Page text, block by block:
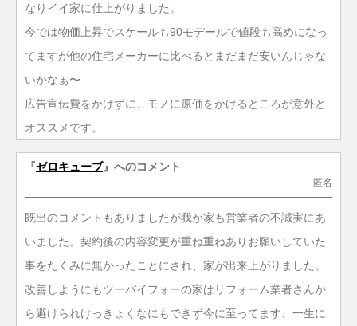
なりイイ家に仕上がりました。
今では物価上昇でスケールも90モデールで値段も高めになっ
てますが他の住宅メーカーに比べるとまだまだ安いんじゃな
いかなぁ〜
広告宣伝費をかけずに、モノに原価をかけるところが意外と
オススメです。
『ゼロキューブ』へのコメント
匿名
既出のコメントもありましたが我が家も営業者の不誠実にあ
いました。契約後の内容変更が重ね重ねありお願いしていた
事をたくみに無かったことにされ、家が出来上がりました。
改善しようにもツーバイフォーの家はリフォーム業者さんか
ら避けられけっきょくなにもできず今に至ってます、一生に